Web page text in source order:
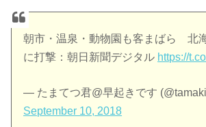
朝市・温泉・動物園も客まばら 北
に打撃：朝日新聞デジタル https://
— たまてつ君@早起きです
September 10, 2018